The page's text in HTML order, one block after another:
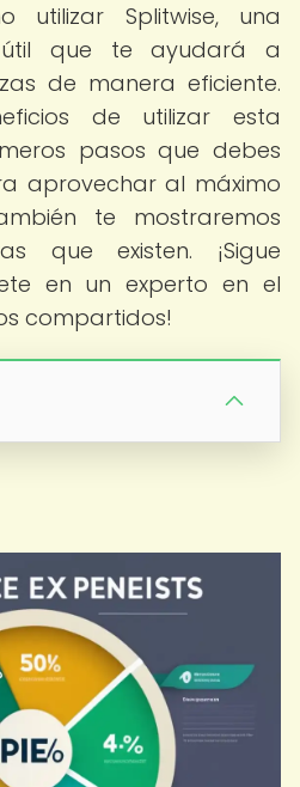
utilizar Splitwise, una
útil que te ayudará a
de manera eficiente.
de utilizar esta
pasos que debes
aprovechar al máximo
te mostraremos
que existen. ¡Sigue
en un experto en el
compartidos!